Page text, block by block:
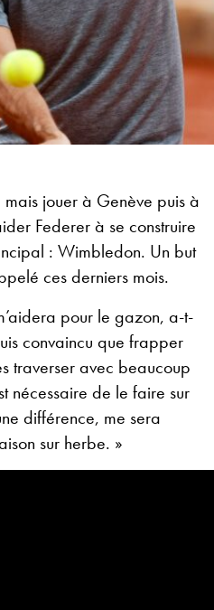
jouer à Genève puis à
Federer à se construire
: Wimbledon. Un but
ces derniers mois.
pour le gazon, a-t-
convaincu que frapper
traverser avec beaucoup
nécessaire de le faire sur
différence, me sera
sur herbe. »